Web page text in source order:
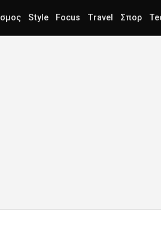
Style Focus Travel Σπορ